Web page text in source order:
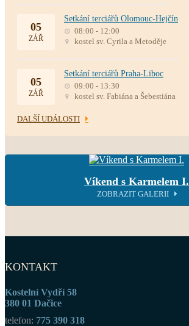
05
ZÁŘ
Setkání terciářů Olomouc-Hejčín
08:00 - 12:00
kostel sv. Cyrila a Metoděje
05
ZÁŘ
Setkání terciářů Praha-Liboc
09:00 - 13:30
kostel sv. Fabiána a Šebestiána
DALŠÍ UDÁLOSTI
Víkend s Karmelem I.
ZOBRAZIT GALERII
KONTAKT
Kostelní Vydří 58
380 01 Dačice
telefon: 775 390 318